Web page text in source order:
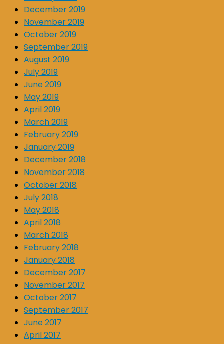
December 2019
November 2019
October 2019
September 2019
August 2019
July 2019
June 2019
May 2019
April 2019
March 2019
February 2019
January 2019
December 2018
November 2018
October 2018
July 2018
May 2018
April 2018
March 2018
February 2018
January 2018
December 2017
November 2017
October 2017
September 2017
June 2017
April 2017